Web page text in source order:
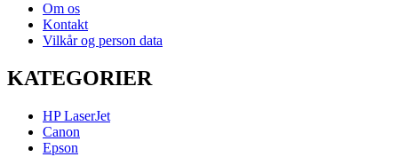
Om os
Kontakt
Vilkår og person data
KATEGORIER
HP LaserJet
Canon
Epson